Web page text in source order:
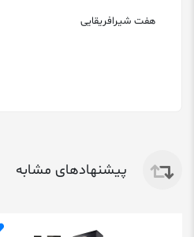
هفت شیرافریقایی
پیشنهادهای مشابه